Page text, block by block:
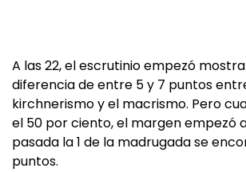
A las 22, el escrutinio empezó
diferencia de entre 5 y 7 puntos
kirchnerismo y el macrismo. Pero
el 50 por ciento, el margen empezó
pasada la 1 de la madrugada se
puntos.